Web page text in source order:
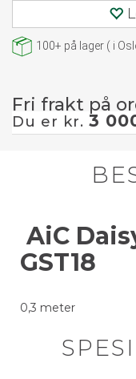
100+ på lager ( i
Fri frakt på
Du er kr. 3
AiC
GST18
0,3 meter